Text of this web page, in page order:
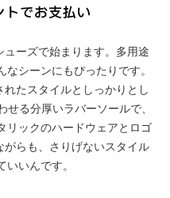
ーズで始まります。多用途
シーンにもぴったりです。
たスタイルとしっかりとし
る分厚いラバーソールで、
リックのハードウェアとロゴ
らも、さりげないスタイル
いんです。